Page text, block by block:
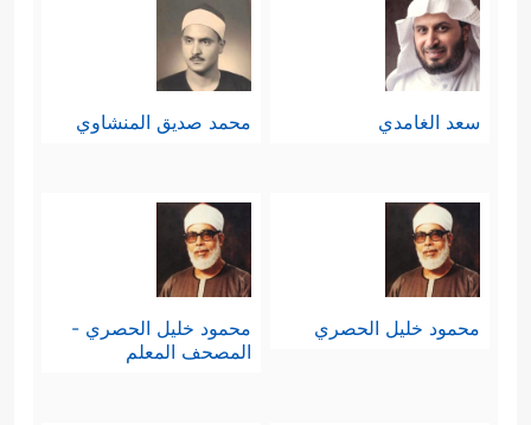
سعد الغامدي محمد صديق المنشاوي
محمود خليل الحصري
محمود خليل الحصري -
المصحف المعلم